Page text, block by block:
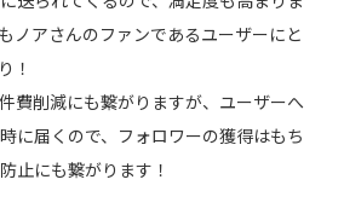
ノアさんのファンであるユーザーにと
！
費削減にも繋がりますが、ユーザーへ
に届くので、フォロワーの獲得はもち
止にも繋がります！